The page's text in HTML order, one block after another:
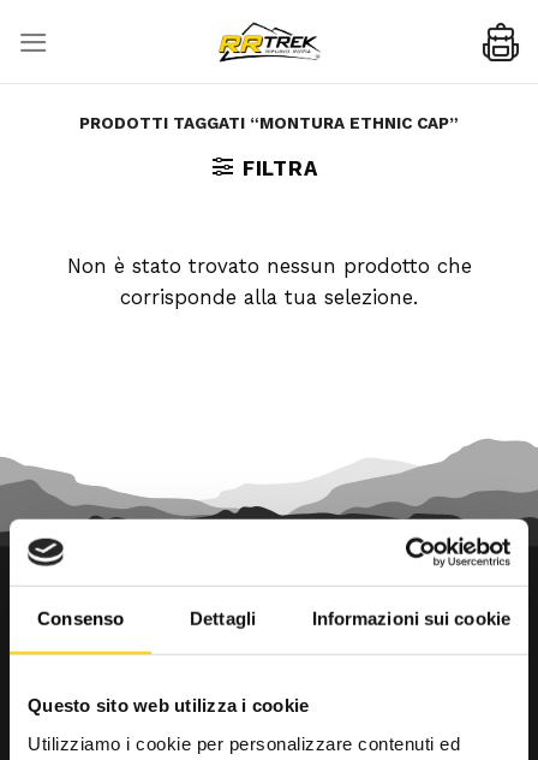
Consenso Dettagli Informazioni sui cookie
Questo sito web utilizza i cookie
Utilizziamo i cookie per personalizzare contenuti ed
content
PRODOTTI TAGGATI “MONTURA ETHNIC CAP”
FILTRA
Non è stato trovato nessun prodotto che
corrisponde alla tua selezione.